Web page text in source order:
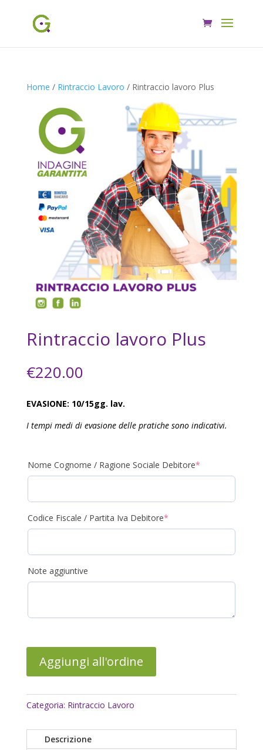
Home / Rintraccio Lavoro / Rintraccio lavoro Plus
Rintraccio lavoro Plus
€220.00
EVASIONE: 10/15gg. lav.
I tempi medi di evasione delle pratiche sono indicativi.
Nome Cognome / Ragione Sociale Debitore*(required)
Codice Fiscale / Partita Iva Debitore*(required)
Note aggiuntive
Aggiungi all'ordine
Categoria: Rintraccio Lavoro
Descrizione